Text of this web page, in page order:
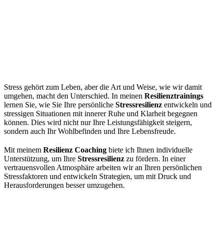
Stress gehört zum Leben, aber die Art und Weise, wie wir damit
umgehen, macht den Unterschied. In meinen Resilienztrainings
lernen Sie, wie Sie Ihre persönliche Stressresilienz entwickeln und
stressigen Situationen mit innerer Ruhe und Klarheit begegnen
können. Dies wird nicht nur Ihre Leistungsfähigkeit steigern,
sondern auch Ihr Wohlbefinden und Ihre Lebensfreude.
Mit meinem Resilienz Coaching biete ich Ihnen individuelle
Unterstützung, um Ihre Stressresilienz zu fördern. In einer
vertrauensvollen Atmosphäre arbeiten wir an Ihren persönlichen
Stressfaktoren und entwickeln Strategien, um mit Druck und
Herausforderungen besser umzugehen.